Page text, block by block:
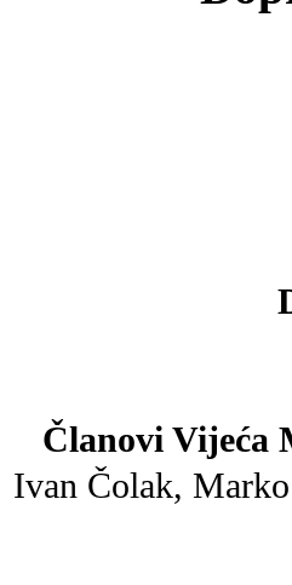
Članovi Vijeća
Ivan Čolak,